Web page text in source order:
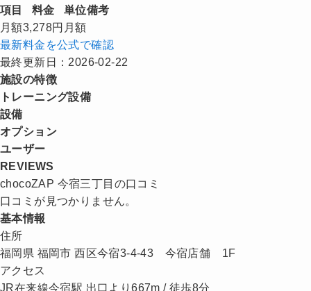
項目
料金 単位備考
月額3,278円 月額
最新料金を公式で確認
最終更新日：2026-02-22
施設の特徴
トレーニング設備
設備
オプション
ユーザー
REVIEWS
chocoZAP 今宿三丁目の口コミ
口コミが見つかりません。
基本情報
住所
福岡県 福岡市 西区今宿3-4-43 今宿店舗 1F
アクセス
JR在来線今宿駅 出口より667m / 徒歩8分